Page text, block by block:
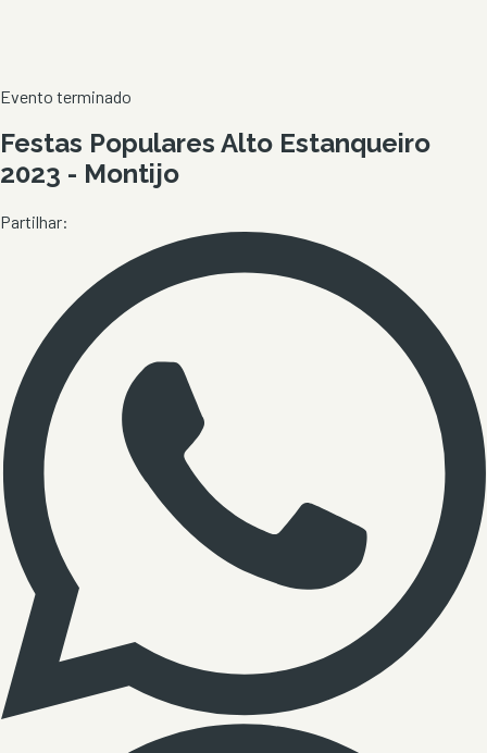
Evento terminado
Festas Populares Alto Estanqueiro
2023 - Montijo
Partilhar: